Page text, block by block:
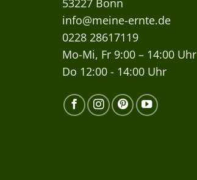
53227 Bonn
info@meine-ernte.de
0228 28617119
Mo-Mi, Fr 9:00 – 14:00 Uhr
Do 12:00 - 14:00 Uhr